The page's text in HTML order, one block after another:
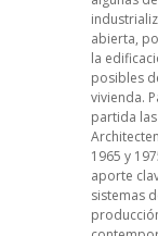
abierta,
la
posibles
vivienda.
partida las
1965 y
aporte
sistemas